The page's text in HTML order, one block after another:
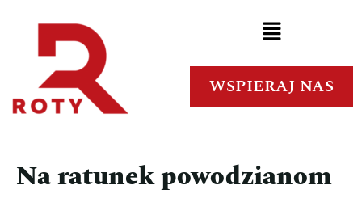
WSPIERAJ NAS
Na ratunek powodzianom